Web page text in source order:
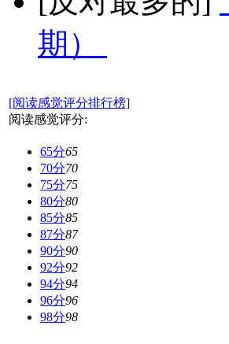
期）
[阅读感觉评分排行榜]
阅读感觉评分:
65分65
70分70
75分75
80分80
85分85
87分87
90分90
92分92
94分94
96分96
98分98